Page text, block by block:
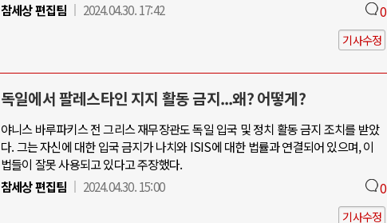
참세상 편집팀
2024.04.30. 17:42 0
기사수정
독일에서 팔레스타인 지지 활동 금지...왜? 어떻게?
야니스 바루파키스 전 그리스 재무장관도 독일 입국 및 정치 활동 금지 조치를 받았
다. 그는 자신에 대한 입국 금지가 나치와 ISIS에 대한 법률과 연결되어 있으며, 이
법들이 잘못 사용되고 있다고 주장했다.
참세상 편집팀
2024.04.30. 15:00 0
기사수정